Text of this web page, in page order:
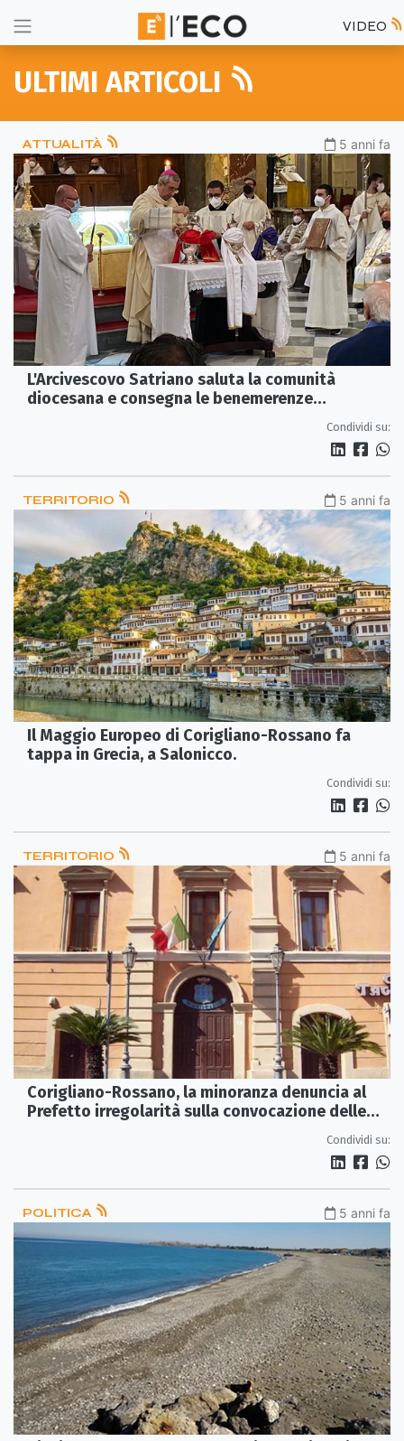
VIDEO
ULTIMI ARTICOLI
ATTUALITÀ 5 anni fa
L'Arcivescovo Satriano saluta la comunità
diocesana e consegna le benemerenze
Condividi su:
TERRITORIO 5 anni fa
Il Maggio Europeo di Corigliano-Rossano fa
tappa in Grecia, a Salonicco.
Condividi su:
TERRITORIO 5 anni fa
Corigliano-Rossano, la minoranza denuncia al
Prefetto irregolarità sulla convocazione delle
Condividi su:
POLITICA 5 anni fa